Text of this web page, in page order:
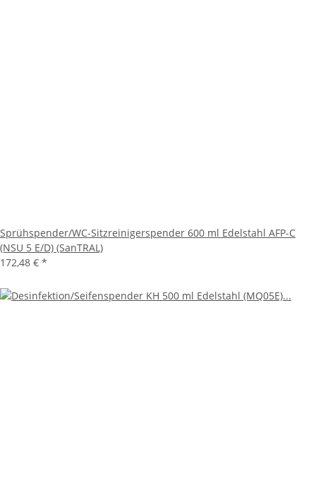
Sprühspender/WC-Sitzreinigerspender 600 ml Edelstahl AFP-C
(NSU 5 E/D) (SanTRAL)
172,48 € *